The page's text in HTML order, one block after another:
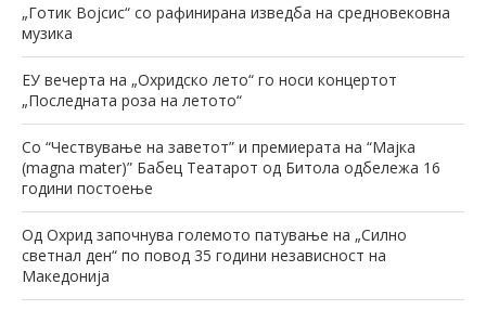
„Готик Војсис“ со рафинирана изведба на средновековна
музика
ЕУ вечерта на „Охридско лето“ го носи концертот
„Последната роза на летото“
Со “Чествување на заветот” и премиерата на “Мајка
(magna mater)” Бабец Театарот од Битола одбележа 16
години постоење
Од Охрид започнува големото патување на „Силно
светнал ден“ по повод 35 години независност на
Македонија